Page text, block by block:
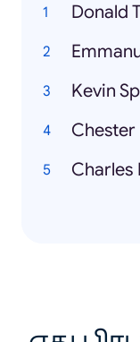
Donald
Kevin
Charles